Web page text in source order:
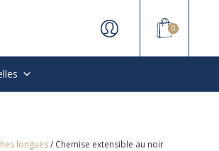
0
longues/ Chemise extensible au noir